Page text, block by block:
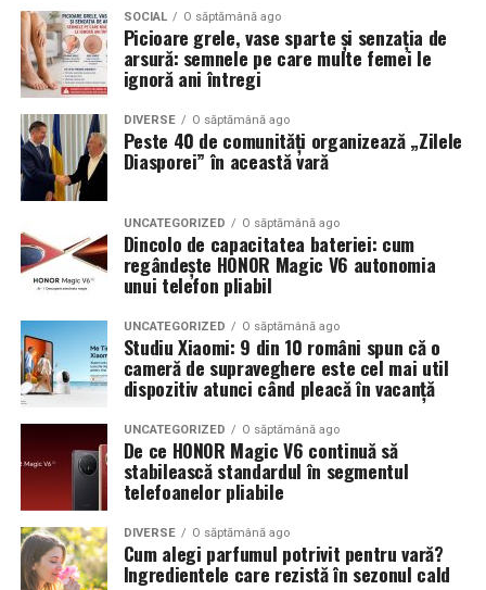
SOCIAL O săptămână ago
Picioare grele, vase sparte și senzația de
arsură: semnele pe care multe femei le
ignoră ani întregi
DIVERSE O săptămână ago
Peste 40 de comunități organizează „Zilele
Diasporei” în această vară
UNCATEGORIZED O săptămână ago
Dincolo de capacitatea bateriei: cum
regândește HONOR Magic V6 autonomia
unui telefon pliabil
UNCATEGORIZED O săptămână ago
Studiu Xiaomi: 9 din 10 români spun că o
cameră de supraveghere este cel mai util
dispozitiv atunci când pleacă în vacanță
UNCATEGORIZED O săptămână ago
De ce HONOR Magic V6 continuă să
stabilească standardul în segmentul
telefoanelor pliabile
DIVERSE O săptămână ago
Cum alegi parfumul potrivit pentru vară?
Ingredientele care rezistă în sezonul cald